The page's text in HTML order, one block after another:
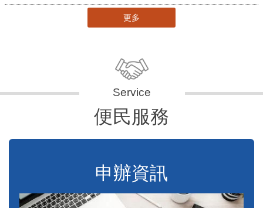
更多
便民服務
申辦資訊